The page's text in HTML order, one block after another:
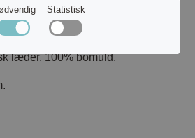
læder, 100% bomuld.
Statistisk